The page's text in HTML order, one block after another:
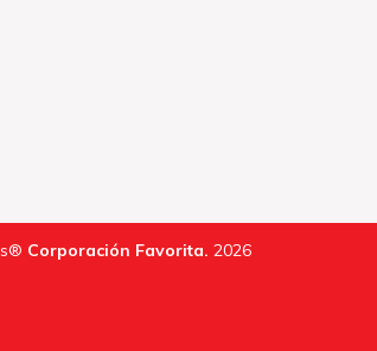
Corporación Favorita. 2026